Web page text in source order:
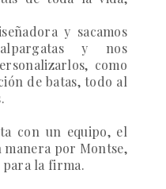
y sacamos
y nos
como
de batas, todo al
con un equipo, el
manera por Montse,
para la firma.